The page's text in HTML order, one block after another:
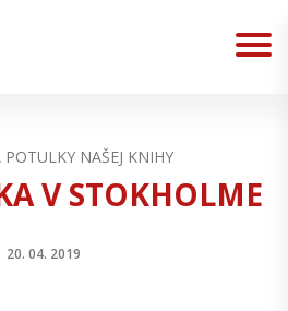
NAŠEJ KNIHY
V STOKHOLME
20. 04. 2019